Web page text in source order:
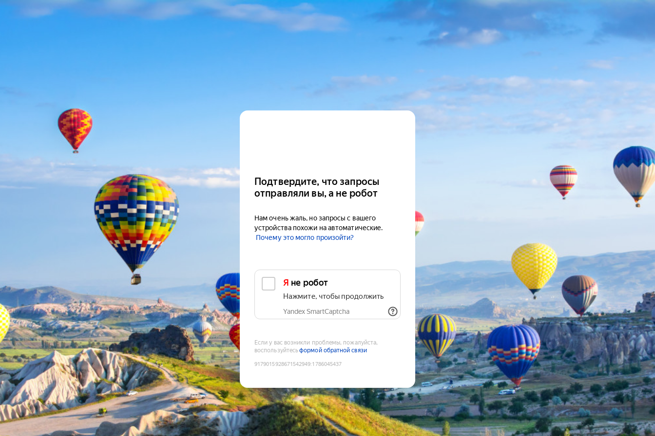
Подтвердите, что запросы
отправляли вы, а не робот
Нам очень жаль, но запросы с вашего
устройства похожи на автоматические.
Почему это могло произойти?
Я не робот
Нажмите, чтобы продолжить
Yandex SmartCaptcha
Если у вас возникли проблемы, пожалуйста,
воспользуйтесьформой обратной связи
9179015928671542949:1786045437